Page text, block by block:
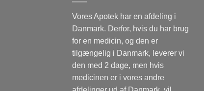
Vores Apotek har en afdeling i
Danmark. Derfor, hvis du har brug
for en medicin, og den er
tilgængelig i Danmark, leverer vi
den med 2 dage, men hvis
medicinen er i vores andre